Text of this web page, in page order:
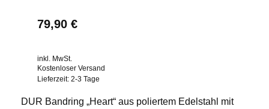
79,90 €
inkl. MwSt.
Kostenloser Versand
Lieferzeit: 2-3 Tage
DUR Bandring „Heart“ aus poliertem Edelstahl mit